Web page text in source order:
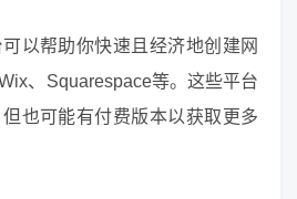
以帮助你快速且经济地创建网
、Squarespace等。这些平台
也可能有付费版本以获取更多